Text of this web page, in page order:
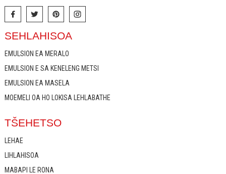
SEHLAHISOA
EMULSION EA MERALO
EMULSION E SA KENELENG METSI
EMULSION EA MASELA
MOEMELI OA HO LOKISA LEHLABATHE
TŠEHETSO
LEHAE
LIHLAHISOA
MABAPI LE RONA